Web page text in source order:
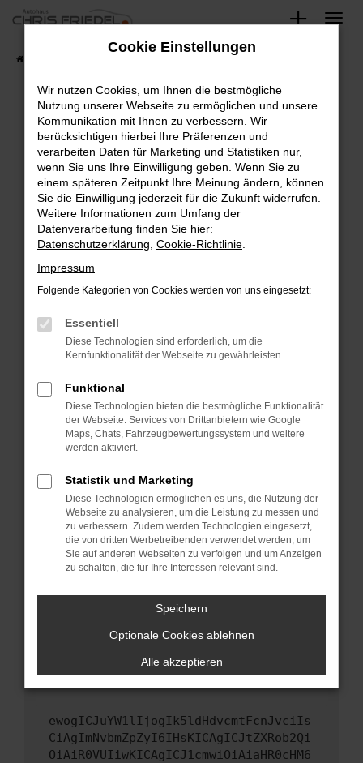
Zum
springen
Fahrzeugsuche
Fehler: Network Error
Beim Laden ist ein Fehler aufgetreten.
Hier sind ein paar Tipps, die dir helfen können:
Überprüfe deine Firewall und deine
Internetverbindung.
Laden andere Webseiten, zum Beispiel deine
Suchmaschine?
Prüfe deine Browsererweiterungen.
können das Laden bestimmter Seiten
verhindern. Funktioniert die Seite in einem
anderen Browser oder in einem privaten
Starte dein Gerät neu.
Das kann manchmal helfen, vorübergehende
Probleme zu beheben.
Betriebssystem auf dem neuesten Stand
sind.
Veraltete Software birgt nicht nur ein
Sicherheitsrisiko, sondern kann auch dazu
führen, dass bestimmte Funktionen nicht mehr
unterstützt werden.
Wende dich an den Webseitenbetreiber.
Wenn du alle oben genannten Schritte versucht
hast, kontaktiere uns bitte. Wir werden
versuchen, das Problem zu beheben. Du kannst
uns diesen Text schicken, um uns bei der
ewogICJuYW1lIjogIk5ldHdvcmtFcnJvciIs
CiAgImNvbmZpZyI6IHsKICAgICJtZXRob2Qi
OiAiR0VUIiwKICAgICJ1cmwiOiAiaHR0cHM6
Cookie Einstellungen
Wir nutzen Cookies, um Ihnen die bestmögliche
Nutzung unserer Webseite zu ermöglichen und unsere
Kommunikation mit Ihnen zu verbessern. Wir
berücksichtigen hierbei Ihre Präferenzen und
verarbeiten Daten für Marketing und Statistiken nur,
wenn Sie uns Ihre Einwilligung geben. Wenn Sie zu
einem späteren Zeitpunkt Ihre Meinung ändern, können
Sie die Einwilligung jederzeit für die Zukunft widerrufen.
Weitere Informationen zum Umfang der
Datenverarbeitung finden Sie hier:
Datenschutzerklärung Cookie-Richtlinie
Impressum
Folgende Kategorien von Cookies werden von uns eingesetzt:
Essentiell
Diese Technologien sind erforderlich, um die
Kernfunktionalität der Webseite zu gewährleisten.
Funktional
Diese Technologien bieten die bestmögliche Funktionalität
der Webseite. Services von Drittanbietern wie Google
Maps, Chats, Fahrzeugbewertungssystem und weitere
werden aktiviert.
Statistik und Marketing
Diese Technologien ermöglichen es uns, die Nutzung der
Webseite zu analysieren, um die Leistung zu messen und
zu verbessern. Zudem werden Technologien eingesetzt,
die von dritten Werbetreibenden verwendet werden, um
Sie auf anderen Webseiten zu verfolgen und um Anzeigen
zu schalten, die für Ihre Interessen relevant sind.
Speichern
Optionale Cookies ablehnen
Alle akzeptieren